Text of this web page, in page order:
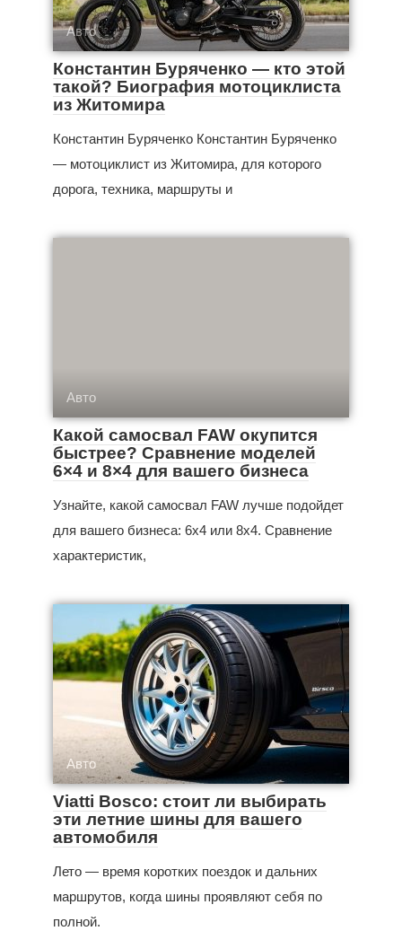
Авто
Константин Буряченко — кто этой
такой? Биография мотоциклиста
из Житомира
Константин Буряченко Константин Буряченко
— мотоциклист из Житомира, для которого
дорога, техника, маршруты и
Авто
Какой самосвал FAW окупится
быстрее? Сравнение моделей
6×4 и 8×4 для вашего бизнеса
Узнайте, какой самосвал FAW лучше подойдет
для вашего бизнеса: 6x4 или 8x4. Сравнение
характеристик,
Авто
Viatti Bosco: стоит ли выбирать
эти летние шины для вашего
автомобиля
Лето — время коротких поездок и дальних
маршрутов, когда шины проявляют себя по
полной.